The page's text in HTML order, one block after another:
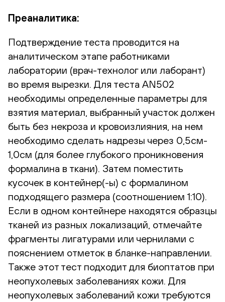
Преаналитика:
Подтверждение теста проводится на
аналитическом этапе работниками
лаборатории (врач-технолог или лаборант)
во время вырезки. Для теста AN502
необходимы определенные параметры для
взятия материал, выбранный участок должен
быть без некроза и кровоизлияния, на нем
необходимо сделать надрезы через 0,5см-
1,0см (для более глубокого проникновения
формалина в ткани). Затем поместить
кусочек в контейнер(-ы) с формалином
подходящего размера (соотношением 1:10).
Если в одном контейнере находятся образцы
тканей из разных локализаций, отмечайте
фрагменты лигатурами или чернилами с
пояснением отметок в бланке-направлении.
Также этот тест подходит для биоптатов при
неопухолевых заболеваниях кожи. Для
неопухолевых заболеваний кожи требуются